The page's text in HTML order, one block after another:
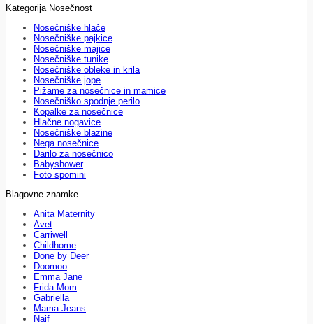
Kategorija Nosečnost
Nosečniške hlače
Nosečniške pajkice
Nosečniške majice
Nosečniške tunike
Nosečniške obleke in krila
Nosečniške jope
Pižame za nosečnice in mamice
Nosečniško spodnje perilo
Kopalke za nosečnice
Hlačne nogavice
Nosečniške blazine
Nega nosečnice
Darilo za nosečnico
Babyshower
Foto spomini
Blagovne znamke
Anita Maternity
Avet
Carriwell
Childhome
Done by Deer
Doomoo
Emma Jane
Frida Mom
Gabriella
Mama Jeans
Naif